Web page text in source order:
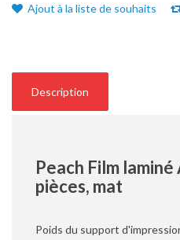
Ajout à la liste de souhaits
Description
Peach Film laminé
pièces, mat
Poids du support